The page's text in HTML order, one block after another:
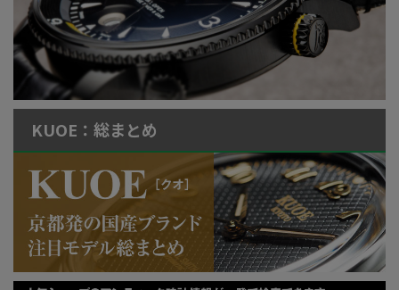
KUOE：総まとめ